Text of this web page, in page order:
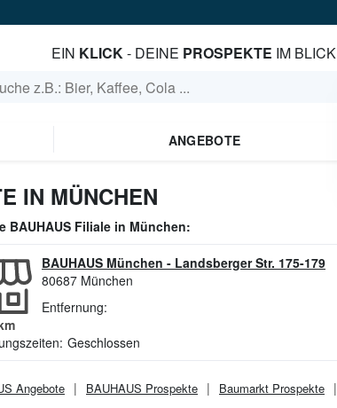
EIN KLICK- DEINE PROSPEKTE IM BLICK
ANGEBOTE
IN MÜNCHEN
BAUHAUS Filiale in München:
BAUHAUS München - Landsberger Str. 175-179
80687 München
Entfernung:
Geschlossen
Angebote BAUHAUS Prospekte Baumarkt Prospekte